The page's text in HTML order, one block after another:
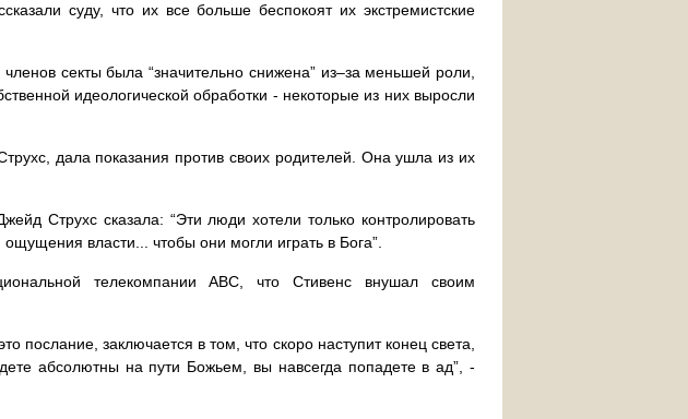
суду, что их все больше беспокоят их экстремистские
секты была “значительно снижена” из–за меньшей роли,
идеологической обработки - некоторые из них выросли
дала показания против своих родителей. Она ушла из их
Струхс сказала: “Эти люди хотели только контролировать
власти... чтобы они могли играть в Бога”.
телекомпании ABC, что Стивенс внушал своим
послание, заключается в том, что скоро наступит конец света,
абсолютны на пути Божьем, вы навсегда попадете в ад”, -